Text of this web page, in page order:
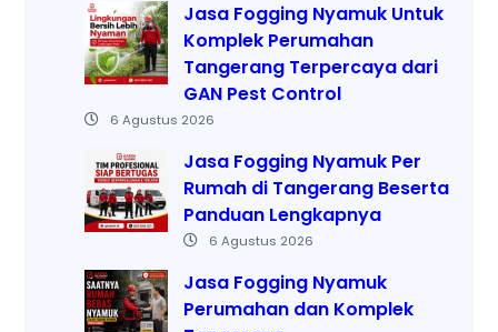
Jasa Fogging Nyamuk Untuk
Komplek Perumahan
Tangerang Terpercaya dari
GAN Pest Control
6 Agustus 2026
Jasa Fogging Nyamuk Per
Rumah di Tangerang Beserta
Panduan Lengkapnya
6 Agustus 2026
Jasa Fogging Nyamuk
Perumahan dan Komplek